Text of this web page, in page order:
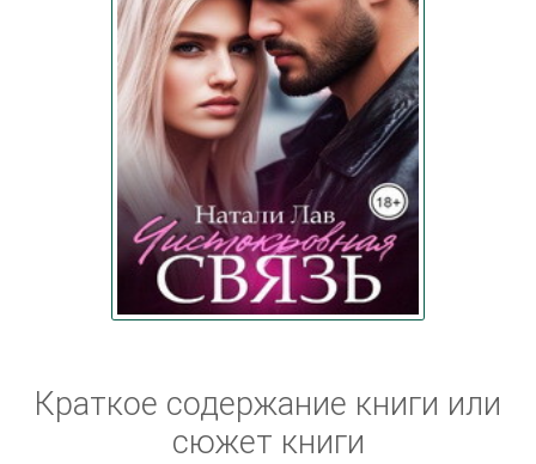
Краткое содержание книги или
сюжет книги